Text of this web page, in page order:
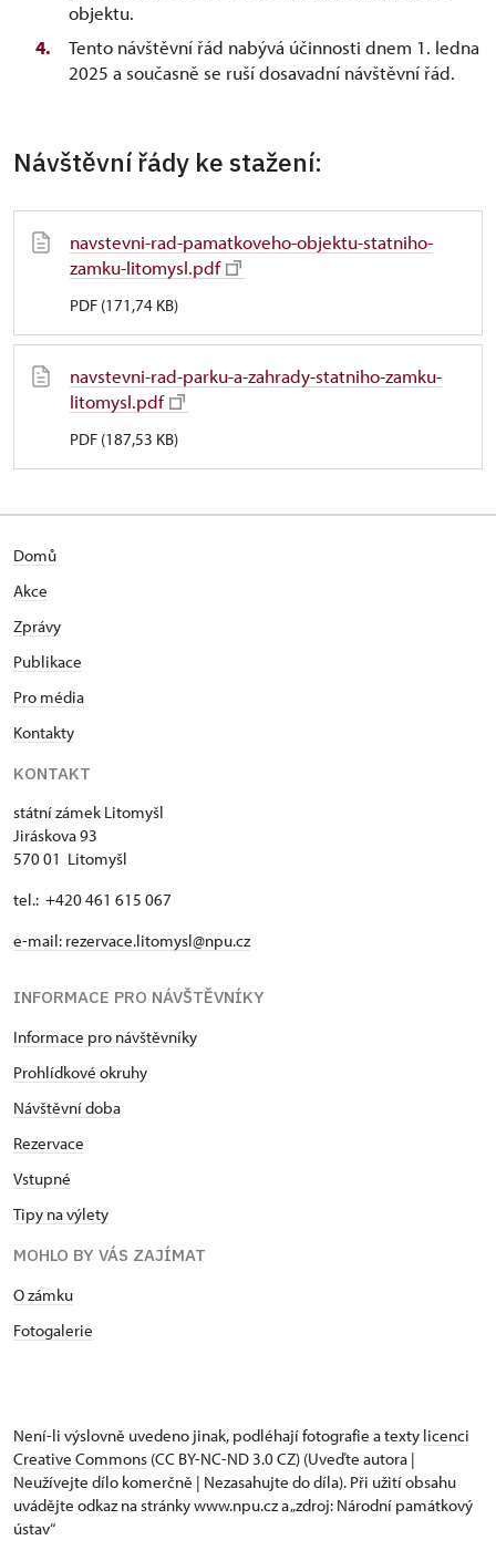
objektu.
Tento návštěvní řád nabývá účinnosti dnem 1. ledna
2025 a současně se ruší dosavadní návštěvní řád.
Návštěvní řády ke stažení:
navstevni-rad-pamatkoveho-objektu-statniho-
zamku-litomysl.pdf
PDF (171,74 KB)
navstevni-rad-parku-a-zahrady-statniho-zamku-
litomysl.pdf
PDF (187,53 KB)
Domů
Akce
Zprávy
Publikace
Pro média
Kontakty
KONTAKT
státní zámek Litomyšl
Jiráskova 93
570 01 Litomyšl
tel.: +420 461 615 067
e-mail: rezervace.litomysl@npu.cz
INFORMACE PRO NÁVŠTĚVNÍKY
Informace pro návštěvníky
Prohlídkové okruhy
Návštěvní doba
Rezervace
Vstupné
Tipy na výlety
MOHLO BY VÁS ZAJÍMAT
O zámku
Fotogalerie
Není-li výslovně uvedeno jinak, podléhají fotografie a texty licenci
Creative Commons (CC BY-NC-ND 3.0 CZ) (Uveďte autora |
Neužívejte dílo komerčně | Nezasahujte do díla). Při užití obsahu
uvádějte odkaz na stránky www.npu.cz a „zdroj: Národní památkový
ústav“